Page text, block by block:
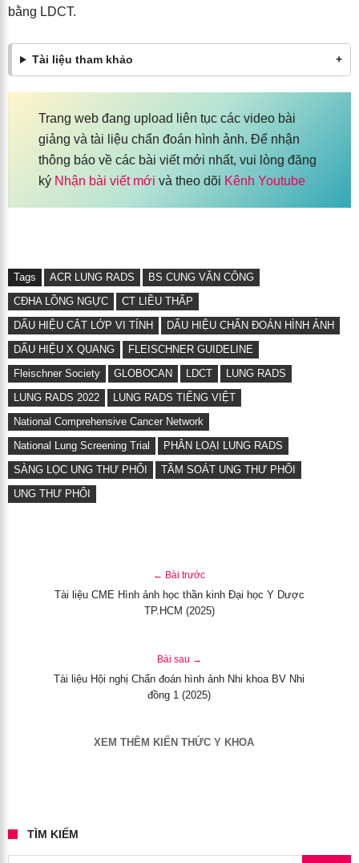
bằng LDCT.
Tài liệu tham khảo
Trang web đang upload liên tục các video bài
giảng và tài liệu chẩn đoán hình ảnh. Để nhận
thông báo về các bài viết mới nhất, vui lòng đăng
ký Nhận bài viết mới và theo dõi Kênh Youtube
Tags ACR LUNG RADS
BS CUNG VĂN CÔNG
CĐHA LỒNG NGỰC
CT LIỀU THẤP
DẤU HIỆU CẮT LỚP VI TÍNH
DẤU HIỆU CHẨN ĐOÁN HÌNH ẢNH
DẤU HIỆU X QUANG
FLEISCHNER GUIDELINE
Fleischner Society
GLOBOCAN LDCT
LUNG RADS
LUNG RADS 2022
LUNG RADS TIẾNG VIỆT
National Comprehensive Cancer Network
National Lung Screening Trial
PHÂN LOẠI LUNG RADS
SÀNG LỌC UNG THƯ PHỔI
TẦM SOÁT UNG THƯ PHỔI
UNG THƯ PHỔI
← Bài trước
Tài liệu CME Hình ảnh học thần kinh Đại học Y Dược
TP.HCM (2025)
Bài sau →
Tài liệu Hội nghị Chẩn đoán hình ảnh Nhi khoa BV Nhi
đồng 1 (2025)
XEM THÊM KIẾN THỨC Y KHOA
TÌM KIẾM
Search for: